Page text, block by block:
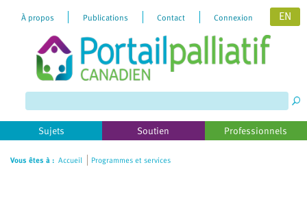
website
includes
an
accessibility
À propos Publications Contact Connexion EN
Sujets Soutien Professionnels
Vous êtes à : Accueil Programmes et services